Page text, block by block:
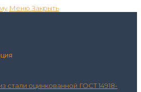
Меню Закрыть
стали оцинкованной ГОСТ 14918-